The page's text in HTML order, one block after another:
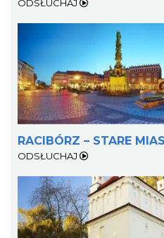
ODSŁUCHAJ
RACIBÓRZ – STARE
ODSŁUCHAJ